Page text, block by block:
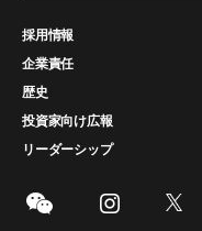
採用情報
企業責任
歴史
投資家向け広報
リーダーシップ